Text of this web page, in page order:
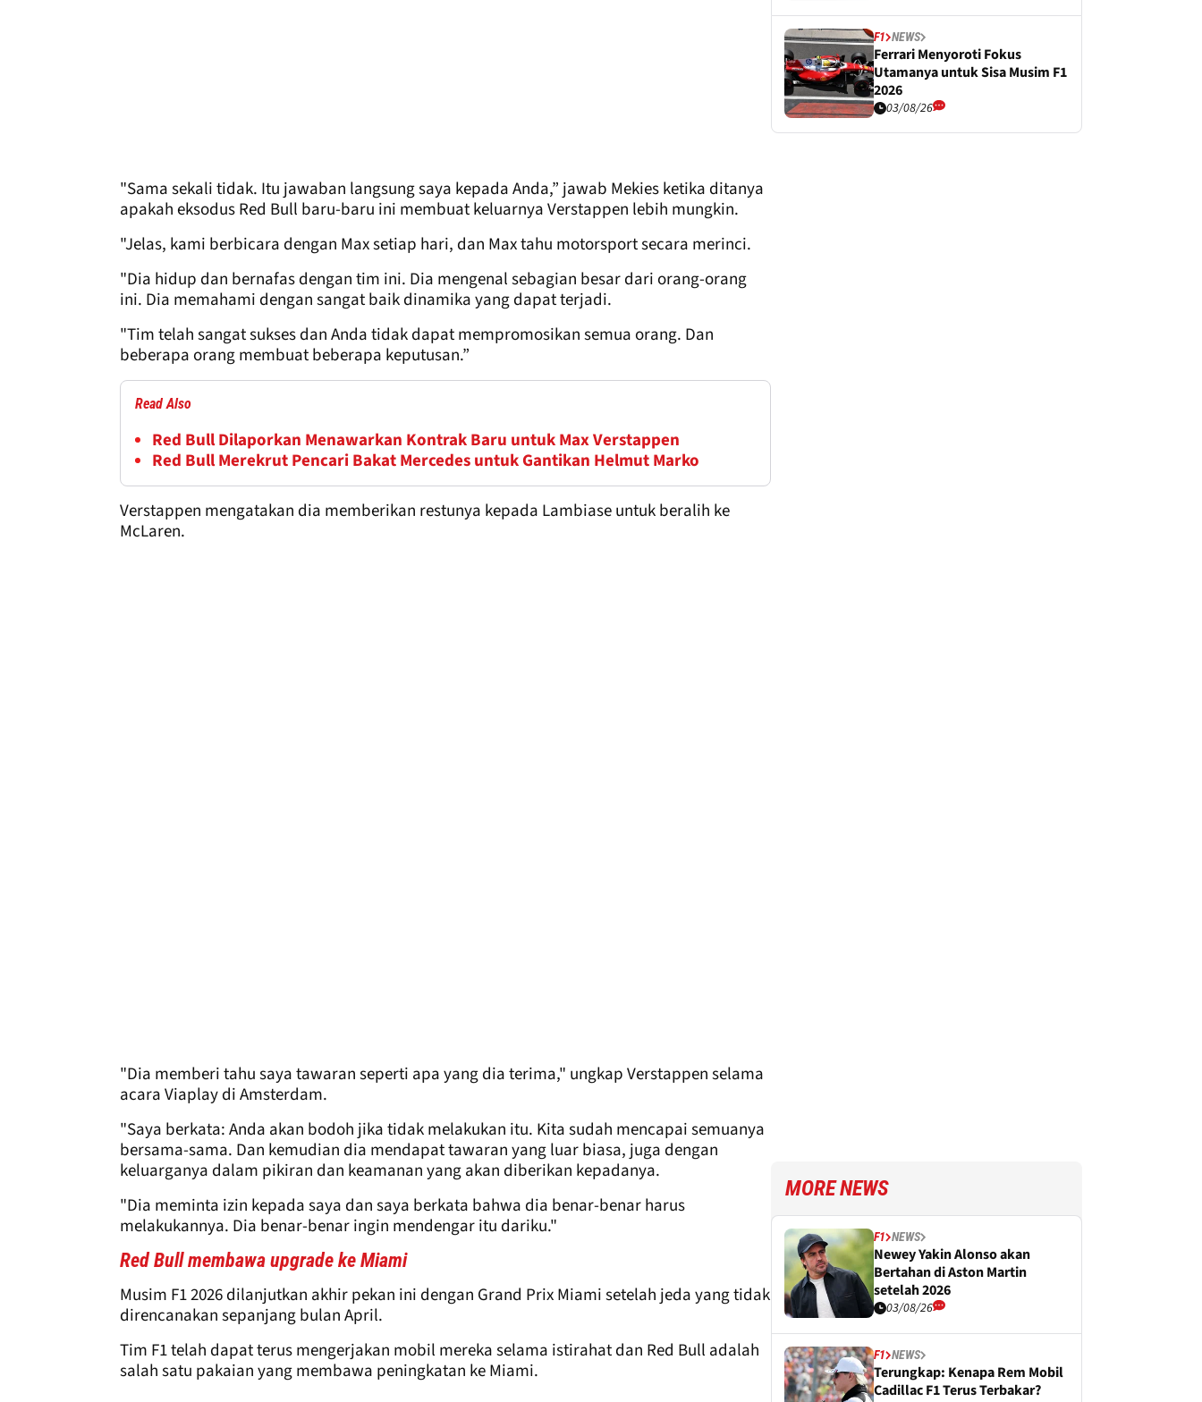
"Sama sekali tidak. Itu jawaban langsung saya kepada Anda,” jawab Mekies ketika ditanya
apakah eksodus Red Bull baru-baru ini membuat keluarnya Verstappen lebih mungkin.
"Jelas, kami berbicara dengan Max setiap hari, dan Max tahu motorsport secara merinci.
"Dia hidup dan bernafas dengan tim ini. Dia mengenal sebagian besar dari orang-orang
ini. Dia memahami dengan sangat baik dinamika yang dapat terjadi.
"Tim telah sangat sukses dan Anda tidak dapat mempromosikan semua orang. Dan
beberapa orang membuat beberapa keputusan.”
Read Also
Red Bull Dilaporkan Menawarkan Kontrak Baru untuk Max Verstappen
Red Bull Merekrut Pencari Bakat Mercedes untuk Gantikan Helmut Marko
Verstappen mengatakan dia memberikan restunya kepada Lambiase untuk beralih ke
McLaren.
"Dia memberi tahu saya tawaran seperti apa yang dia terima," ungkap Verstappen selama
acara Viaplay di Amsterdam.
"Saya berkata: Anda akan bodoh jika tidak melakukan itu. Kita sudah mencapai semuanya
bersama-sama. Dan kemudian dia mendapat tawaran yang luar biasa, juga dengan
keluarganya dalam pikiran dan keamanan yang akan diberikan kepadanya.
"Dia meminta izin kepada saya dan saya berkata bahwa dia benar-benar harus
melakukannya. Dia benar-benar ingin mendengar itu dariku."
Red Bull membawa upgrade ke Miami
Musim F1 2026 dilanjutkan akhir pekan ini dengan Grand Prix Miami setelah jeda yang tidak
direncanakan sepanjang bulan April.
Tim F1 telah dapat terus mengerjakan mobil mereka selama istirahat dan Red Bull adalah
salah satu pakaian yang membawa peningkatan ke Miami.
F1 NEWS
Ferrari Menyoroti Fokus
Utamanya untuk Sisa Musim F1
2026
03/08/26
MORE NEWS
F1 NEWS
Newey Yakin Alonso akan
Bertahan di Aston Martin
setelah 2026
03/08/26
F1 NEWS
Terungkap: Kenapa Rem Mobil
Cadillac F1 Terus Terbakar?